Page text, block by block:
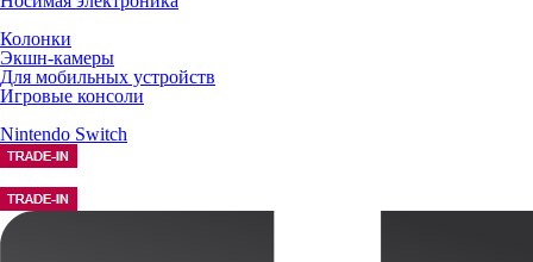
Колонки
Экшн-камеры
Для мобильных устройств
Игровые консоли
Nintendo Switch